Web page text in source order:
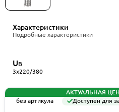
Характеристики
Подробные характеристики
UВ
3x220/380
АКТУАЛЬНАЯ
без артикула
Доступен для